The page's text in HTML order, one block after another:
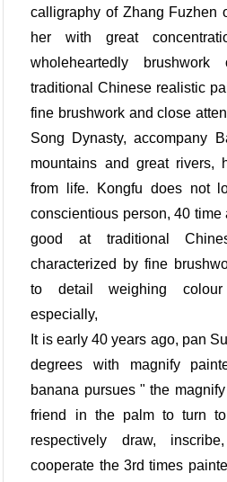
calligraphy of Zhang Fuzhen
her with great
wholeheartedly
traditional Chinese realistic
fine brushwork and close
Song Dynasty, accompany
mountains and great rivers,
from life. Kongfu does not
conscientious person, 40 time
good at traditional
characterized by fine
to detail weighing colour
especially,
It is early 40 years ago, pan
degrees with magnify
banana pursues " the
friend in the palm to turn
respectively draw,
cooperate the 3rd times